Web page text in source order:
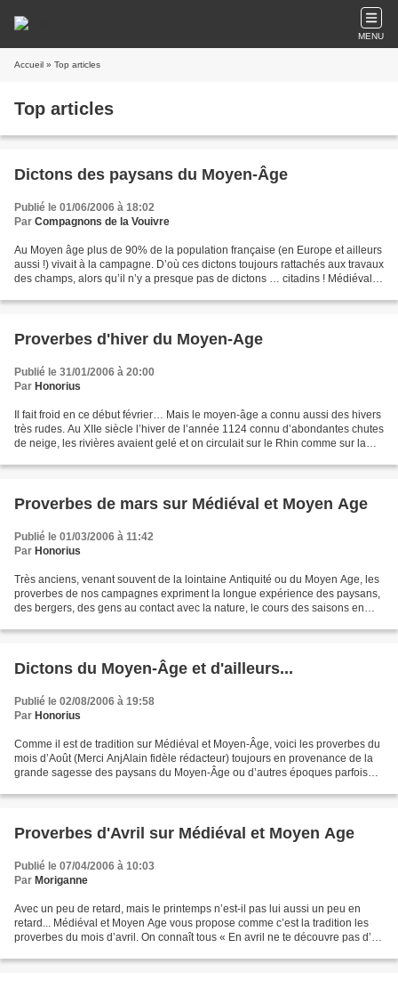
MENU
Accueil » Top articles
Top articles
Dictons des paysans du Moyen-Âge
Publié le 01/06/2006 à 18:02
Par Compagnons de la Vouivre
Au Moyen âge plus de 90% de la population française (en Europe et ailleurs
aussi !) vivait à la campagne. D’où ces dictons toujours rattachés aux travaux
des champs, alors qu’il n’y a presque pas de dictons … citadins ! Médiéval et
Proverbes d'hiver du Moyen-Age
Publié le 31/01/2006 à 20:00
Par Honorius
Il fait froid en ce début février… Mais le moyen-âge a connu aussi des hivers
très rudes. Au XIIe siècle l’hiver de l’année 1124 connu d’abondantes chutes
de neige, les rivières avaient gelé et on circulait sur le Rhin comme sur la
Proverbes de mars sur Médiéval et Moyen Age
Publié le 01/03/2006 à 11:42
Par Honorius
Très anciens, venant souvent de la lointaine Antiquité ou du Moyen Age, les
proverbes de nos campagnes expriment la longue expérience des paysans,
des bergers, des gens au contact avec la nature, le cours des saisons en
Dictons du Moyen-Âge et d'ailleurs...
Publié le 02/08/2006 à 19:58
Par Honorius
Comme il est de tradition sur Médiéval et Moyen-Âge, voici les proverbes du
mois d’Août (Merci AnjAlain fidèle rédacteur) toujours en provenance de la
grande sagesse des paysans du Moyen-Âge ou d’autres époques parfois
Proverbes d'Avril sur Médiéval et Moyen Age
Publié le 07/04/2006 à 10:03
Par Moriganne
Avec un peu de retard, mais le printemps n’est-il pas lui aussi un peu en
retard... Médiéval et Moyen Age vous propose comme c’est la tradition les
proverbes du mois d’avril. On connaît tous « En avril ne te découvre pas d’un